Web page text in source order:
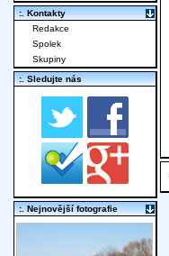
:. Kontakty
Redakce
Spolek
Skupiny
:. Sledujte nás
:. Nejnovější fotografie